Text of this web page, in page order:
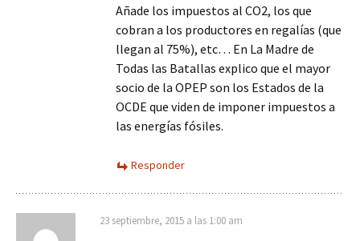
Añade los impuestos al CO2, los que
cobran a los productores en regalías (que
llegan al 75%), etc… En La Madre de
Todas las Batallas explico que el mayor
socio de la OPEP son los Estados de la
OCDE que viden de imponer impuestos a
las energías fósiles.
Responder
23 septiembre, 2015 a las 1:00 am